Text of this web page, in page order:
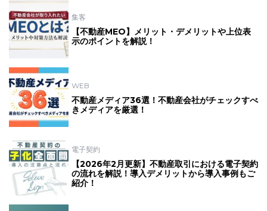
集客
【不動産MEO】メリット・デメリットや上位表
示のポイントを解説！
WEB
不動産メディア36選！不動産会社がチェックすべ
きメディアを厳選！
電子契約
【2026年2月更新】不動産取引における電子契約
の流れを解説！導入デメリットから導入事例もご
紹介！